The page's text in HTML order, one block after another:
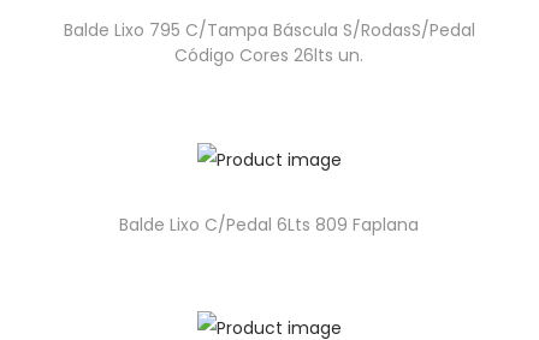
Balde Lixo 795 C/Tampa Báscula S/RodasS/Pedal
Código Cores 26lts un.
Balde Lixo C/Pedal 6Lts 809 Faplana